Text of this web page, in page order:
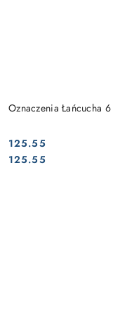
Oznaczenia Łańcucha
Cena:
125.55
Cena:
125.55